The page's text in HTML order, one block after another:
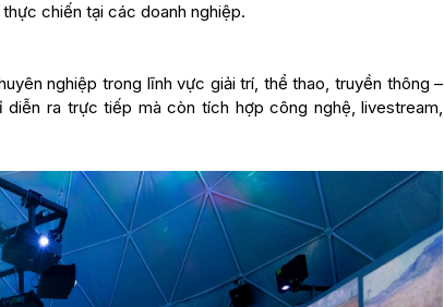
chiến tại các doanh nghiệp.
nghiệp trong lĩnh vực giải trí, thể thao, truyền thông –
ra trực tiếp mà còn tích hợp công nghệ, livestream,